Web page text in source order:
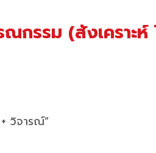
กรรม (สังเคราะห์
วิจารณ์”